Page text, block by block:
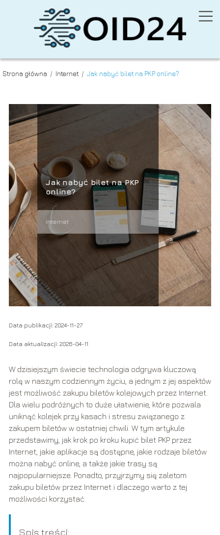
Strona główna / Internet / Jak nabyć bilet na PKP online?
Jak nabyć bilet na PKP
online?
Internet
Data publikacji: 2024-11-27
Data aktualizacji: 2026-04-11
W dzisiejszym świecie technologia odgrywa kluczową
rolę w naszym codziennym życiu, a jednym z jej aspektów
jest możliwość zakupu biletów kolejowych przez Internet.
Dla wielu podróżnych to duże ułatwienie, które pozwala
uniknąć kolejek przy kasach i stresu związanego z
zakupem biletów w ostatniej chwili. W tym artykule
przedstawimy, jak krok po kroku kupić bilet PKP przez
Internet, jakie aplikacje są dostępne, jakie rodzaje biletów
można nabyć online, a także jakie trasy są
najpopularniejsze. Ponadto, przyjrzymy się zaletom
zakupu biletów przez Internet i dlaczego warto z tej
możliwości korzystać.
Spis treści: